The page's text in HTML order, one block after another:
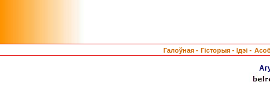
Галоўная - Гісторыя - Ідэі -